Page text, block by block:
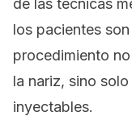
de las técnicas
los pacientes
procedimiento
la nariz, sino
inyectables.